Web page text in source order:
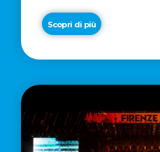
Scopri di più